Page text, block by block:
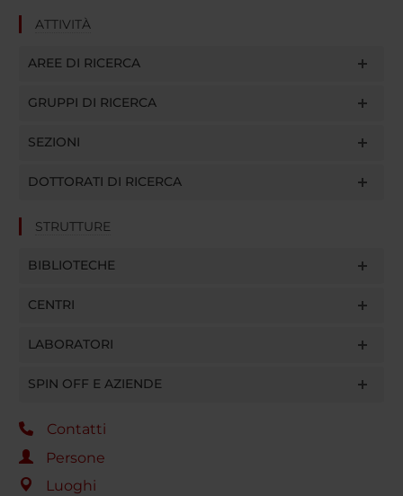
ATTIVITÀ
AREE DI RICERCA
GRUPPI DI RICERCA
SEZIONI
DOTTORATI DI RICERCA
STRUTTURE
BIBLIOTECHE
CENTRI
LABORATORI
SPIN OFF E AZIENDE
Contatti
Persone
Luoghi